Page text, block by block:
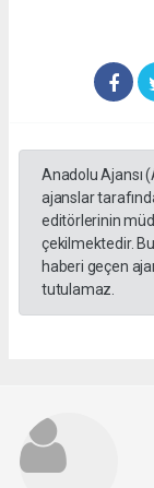
Anadolu Ajansı
ajanslar
editörlerinin
çekilmektedir.
haberi geçen
tutulamaz.